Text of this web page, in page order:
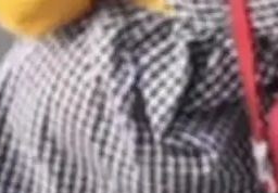
清单上多了两项：
用安全地从PoC走
跟得上AI应用...
段来表示——bool
的默认模式、浅
量无意义的组
全 null 了。要知道
靠"文档、校验、或
的 enum，两个
每个大厂都在
Varda 在 Twitte
们发布了 Cloudfla
器人，跟其他所
，实际上它不一
版，我十年前的
次它构建在 Cloudf
托管的分
推出了最新开源项
上运行 Cloudflare
的守护进程。 设
个独立的 SQLite
你自己的 S3 兼容
榜：vivo夺
Z系列
存储等硬件成本暴